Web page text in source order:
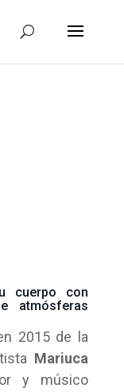
cuerpo con
atmósferas
2015 de la
Mariuca
y músico